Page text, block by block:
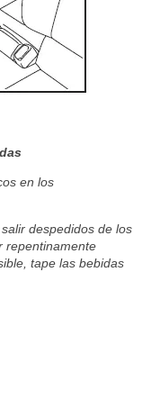
en los
despedidos de los
repentinamente
tape las bebidas